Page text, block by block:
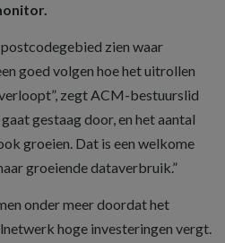
zien waar
goed volgen hoe het uitrollen
zegt ACM-bestuurslid
gestaag door, en het aantal
groeien. Dat is een welkome
groeiende dataverbruik.”
onder meer doordat het
hoge investeringen vergt.